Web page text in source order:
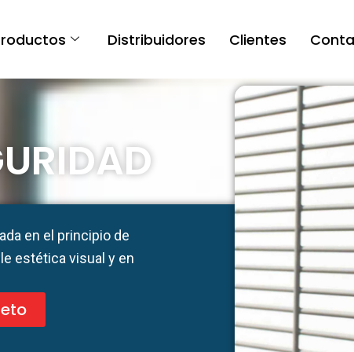
Distribuidores Clientes
en el principio de
estética visual y en